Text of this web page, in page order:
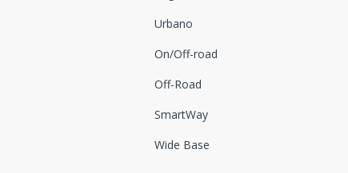
Urbano
On/Off-road
Off-Road
SmartWay
Wide Base